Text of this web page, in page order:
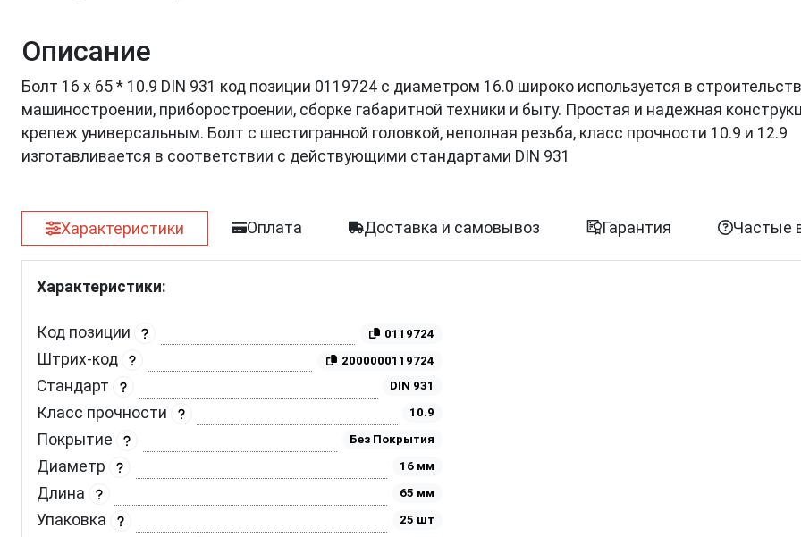
Описание
Болт 16 х 65 * 10.9 DIN 931 код позиции 0119724 с диаметром 16.0 широко используется в
машиностроении, приборостроении, сборке габаритной техники и быту. Простая и надежная
крепеж универсальным. Болт с шестигранной головкой, неполная резьба, класс прочности 10.9 и 12.9
изготавливается в соответствии с действующими стандартами DIN 931
Характеристики Оплата Доставка и самовывоз Гарантия Частые
Характеристики:
Код позиции 0119724
Штрих-код 2000000119724
Стандарт DIN 931
Класс прочности 10.9
Покрытие Без Покрытия
Диаметр 16 мм
Длина 65 мм
Упаковка 25 шт